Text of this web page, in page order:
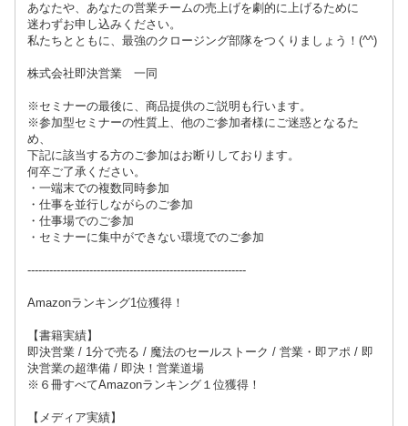
あなたや、あなたの営業チームの売上げを劇的に上げるために
迷わずお申し込みください。
私たちとともに、最強のクロージング部隊をつくりましょう！(^^)
株式会社即決営業 一同
※セミナーの最後に、商品提供のご説明も行います。
※参加型セミナーの性質上、他のご参加者様にご迷惑となるた
め、
下記に該当する方のご参加はお断りしております。
何卒ご了承ください。
・一端末での複数同時参加
・仕事を並行しながらのご参加
・仕事場でのご参加
・セミナーに集中ができない環境でのご参加
------------------------------------------------------------
Amazonランキング1位獲得！
【書籍実績】
即決営業 / 1分で売る / 魔法のセールストーク / 営業・即アポ / 即
決営業の超準備 / 即決！営業道場
※６冊すべてAmazonランキング１位獲得！
【メディア実績】